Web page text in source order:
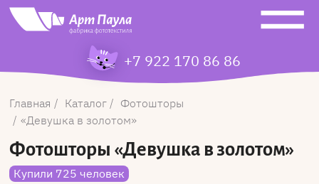
+7 922 170 86 86
Главная Каталог
Фотошторы
Девушка в золотом
Фотошторы «Девушка в золотом»
Купили 725 человек